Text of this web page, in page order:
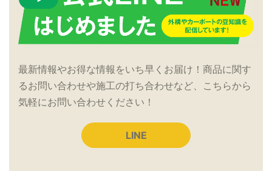
最新情報やお得な情報をいち早くお届け！商品に関す
るお問い合わせや施工の打ち合わせなど、こちらから
気軽にお問い合わせください！
LINE